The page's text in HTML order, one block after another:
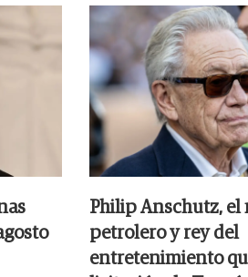
Philip Anschutz, el
petrolero y rey del
entretenimiento